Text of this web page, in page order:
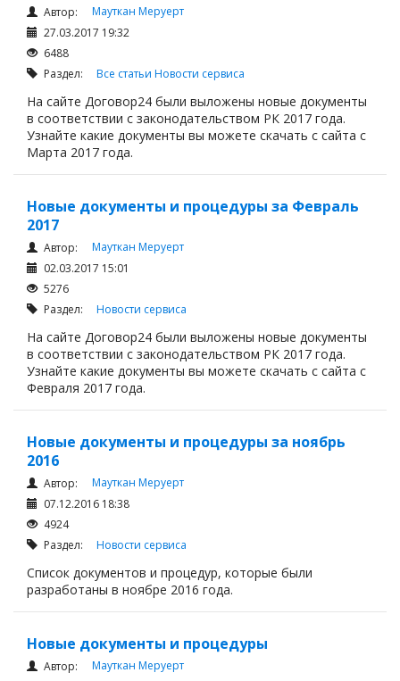
Автор:
Мауткан Меруерт
27.03.2017 19:32
6488
Раздел: Все статьи Новости сервиса
На сайте Договор24 были выложены новые документы
в соответствии с законодательством РК 2017 года.
Узнайте какие документы вы можете скачать с сайта с
Марта 2017 года.
Новые документы и процедуры за Февраль
2017
Автор:
Мауткан Меруерт
02.03.2017 15:01
5276
Раздел: Новости сервиса
На сайте Договор24 были выложены новые документы
в соответствии с законодательством РК 2017 года.
Узнайте какие документы вы можете скачать с сайта с
Февраля 2017 года.
Новые документы и процедуры за ноябрь
2016
Автор:
Мауткан Меруерт
07.12.2016 18:38
4924
Раздел: Новости сервиса
Список документов и процедур, которые были
разработаны в ноябре 2016 года.
Новые документы и процедуры
Автор:
Мауткан Меруерт